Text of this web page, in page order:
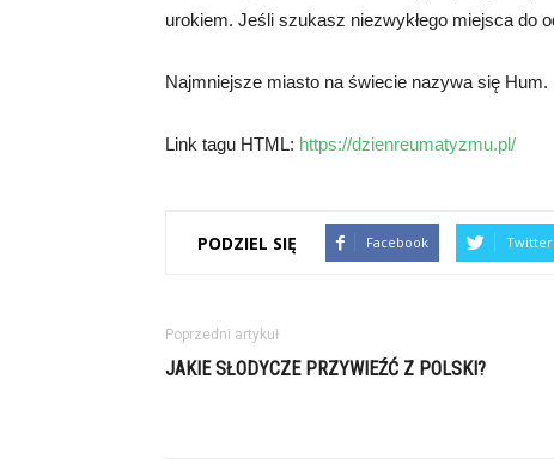
urokiem. Jeśli szukasz niezwykłego miejsca do
Najmniejsze miasto na świecie nazywa się Hum.
Link tagu HTML: https://dzienreumatyzmu.pl/
PODZIEL SIĘ Facebook Twitter
Poprzedni artykuł
JAKIE SŁODYCZE PRZYWIEŹĆ Z POLSKI?